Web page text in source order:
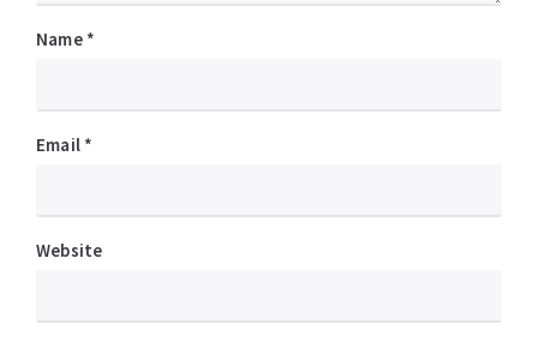
Name *
Email *
Website